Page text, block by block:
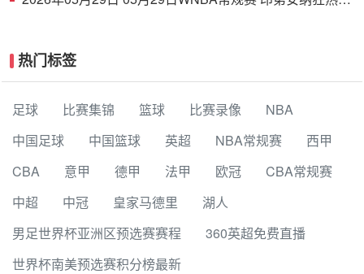
热门标签
足球 比赛集锦 篮球 比赛录像
NBA
中国足球
中国篮球 英超 NBA常规赛
西甲
CBA
意甲 德甲 法甲 欧冠
CBA常规赛
中超
中冠 皇家马德里
湖人
男足世界杯亚洲区预选赛赛程
360英超免费直播
世界杯南美预选赛积分榜最新